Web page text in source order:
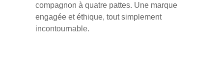
compagnon à quatre pattes. Une marque
engagée et éthique, tout simplement
incontournable.